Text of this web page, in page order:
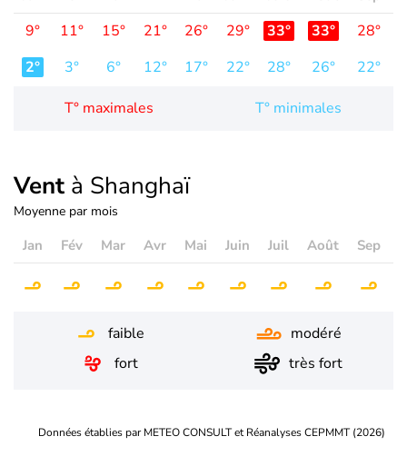
9° 11° 15° 21° 26° 29° 33° 33° 28°
2°
3° 6° 12° 17° 22° 28° 26° 22°
T° maximales T° minimales
Vent à Shanghaï
Moyenne par mois
Jan Fév Mar Avr Mai Juin Juil Août Sep
faible
modéré
fort
très fort
Données établies par METEO CONSULT et Réanalyses CEPMMT (2026)